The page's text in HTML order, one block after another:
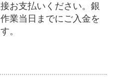
お支払いください。銀
業当日までにご入金を
。